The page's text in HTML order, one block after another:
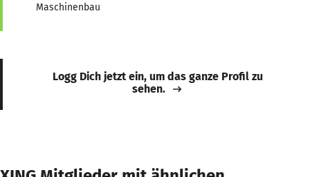
Maschinenbau
Logg Dich jetzt ein, um das ganze Profil zu
sehen.